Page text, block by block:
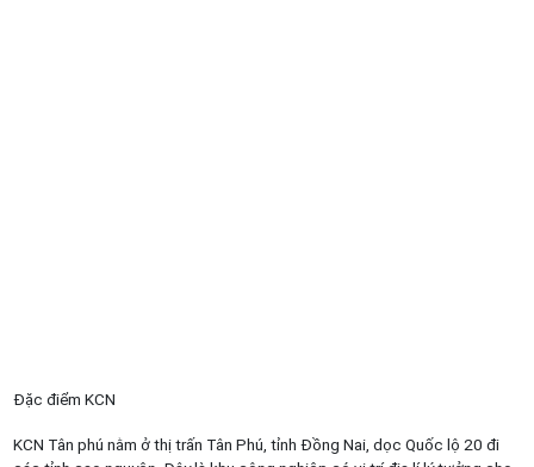
Đặc điểm KCN
KCN Tân phú nằm ở thị trấn Tân Phú, tỉnh Đồng Nai, dọc Quốc lộ 20 đi